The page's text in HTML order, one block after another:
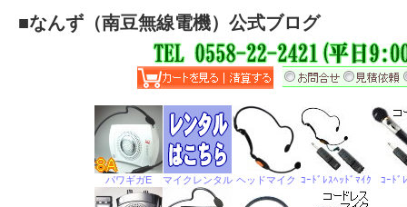
■なんず（南豆無線電機）公式ブログ